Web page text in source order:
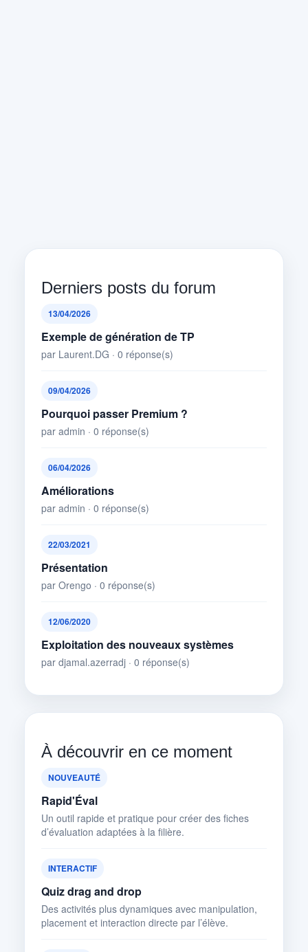
Derniers posts du forum
13/04/2026
Exemple de génération de TP
par Laurent.DG · 0 réponse(s)
09/04/2026
Pourquoi passer Premium ?
par admin · 0 réponse(s)
06/04/2026
Améliorations
par admin · 0 réponse(s)
22/03/2021
Présentation
par Orengo · 0 réponse(s)
12/06/2020
Exploitation des nouveaux systèmes
par djamal.azerradj · 0 réponse(s)
À découvrir en ce moment
NOUVEAUTÉ
Rapid'Éval
Un outil rapide et pratique pour créer des fiches
d’évaluation adaptées à la filière.
INTERACTIF
Quiz drag and drop
Des activités plus dynamiques avec manipulation,
placement et interaction directe par l’élève.